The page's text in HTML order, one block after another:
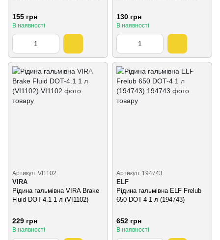
155 грн
В наявності
130 грн
В наявності
Артикул: VI1102
VIRA
Рідина гальмівна VIRA Brake
Fluid DOT-4.1 1 л (VI1102)
229 грн
В наявності
Артикул: 194743
ELF
Рідина гальмівна ELF Frelub
650 DOT-4 1 л (194743)
652 грн
В наявності